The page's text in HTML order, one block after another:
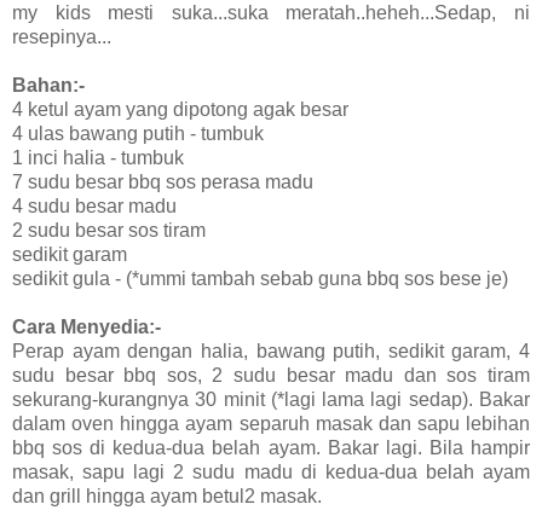
my kids mesti suka...suka meratah..heheh...Sedap, ni
resepinya...
Bahan:-
4 ketul ayam yang dipotong agak besar
4 ulas bawang putih - tumbuk
1 inci halia - tumbuk
7 sudu besar bbq sos perasa madu
4 sudu besar madu
2 sudu besar sos tiram
sedikit garam
sedikit gula - (*ummi tambah sebab guna bbq sos bese je)
Cara Menyedia:-
Perap ayam dengan halia, bawang putih, sedikit garam, 4
sudu besar bbq sos, 2 sudu besar madu dan sos tiram
sekurang-kurangnya 30 minit (*lagi lama lagi sedap). Bakar
dalam oven hingga ayam separuh masak dan sapu lebihan
bbq sos di kedua-dua belah ayam. Bakar lagi. Bila hampir
masak, sapu lagi 2 sudu madu di kedua-dua belah ayam
dan grill hingga ayam betul2 masak.